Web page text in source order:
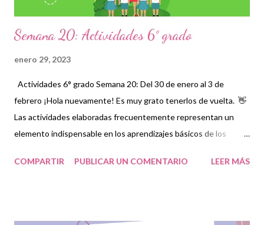
Semana 20: Actividades 6° grado
enero 29, 2023
Actividades 6° grado Semana 20: Del 30 de enero al 3 de
febrero ¡Hola nuevamente! Es muy grato tenerlos de vuelta. 👋
Las actividades elaboradas frecuentemente representan un
elemento indispensable en los aprendizajes básicos de los
terminan de entender en su totalidad, por ello es necesario
COMPARTIR PUBLICAR UN COMENTARIO LEER MÁS